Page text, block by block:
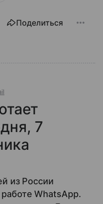
Поделиться
7
из России
WhatsApp.